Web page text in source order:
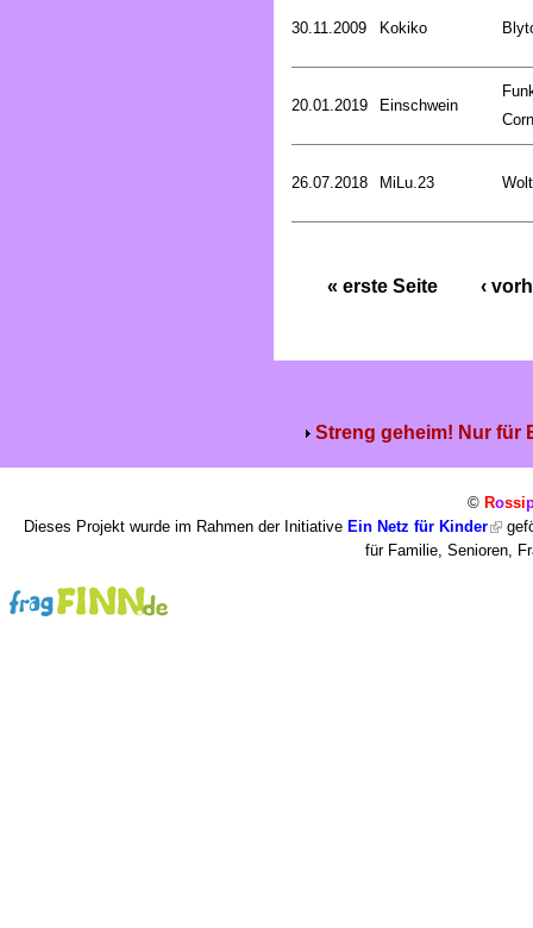
30.11.2009 Kokiko
20.01.2019 Einschwein
26.07.2018 MiLu.23
« erste Seite ‹
Streng geheim! Nur für
© Rossi
Dieses Projekt wurde im Rahmen der Initiative Ein Netz für Kinder
für Familie, Senioren,